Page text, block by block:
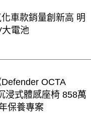
化車款銷量創新高 明
電池
OCTA
浸式體感座椅 858萬
保養專案